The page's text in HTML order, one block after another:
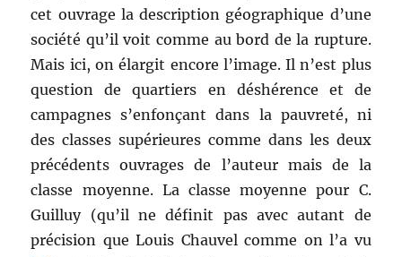
cet ouvrage la description géographique d’une
société qu’il voit comme au bord de la rupture.
Mais ici, on élargit encore l’image. Il n’est plus
question de quartiers en déshérence et de
campagnes s’enfonçant dans la pauvreté, ni
des classes supérieures comme dans les deux
précédents ouvrages de l’auteur mais de la
classe moyenne. La classe moyenne pour C.
Guilluy (qu’il ne définit pas avec autant de
précision que Louis Chauvel comme on l’a vu